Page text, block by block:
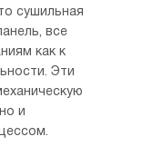
сушильная
все
как к
Эти
и